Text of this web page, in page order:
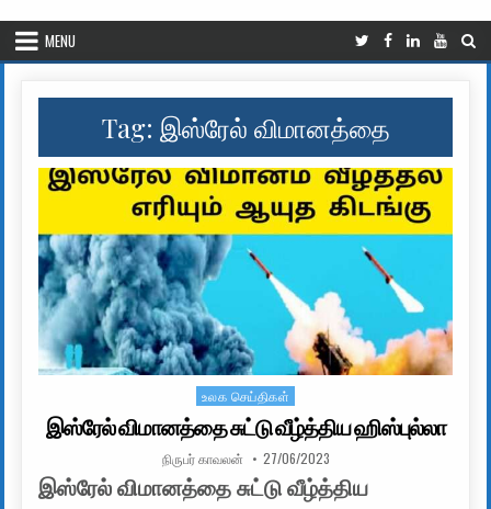
MENU
Tag: இஸ்ரேல் விமானத்தை
Posted in
உலக செய்திகள்
இஸ்ரேல் விமானத்தை சுட்டு வீழ்த்திய ஹிஸ்புல்லா
AUTHOR:
நிருபர் காவலன் PUBLISHED DATE:
27/06/2023
இஸ்ரேல் விமானத்தை சுட்டு வீழ்த்திய